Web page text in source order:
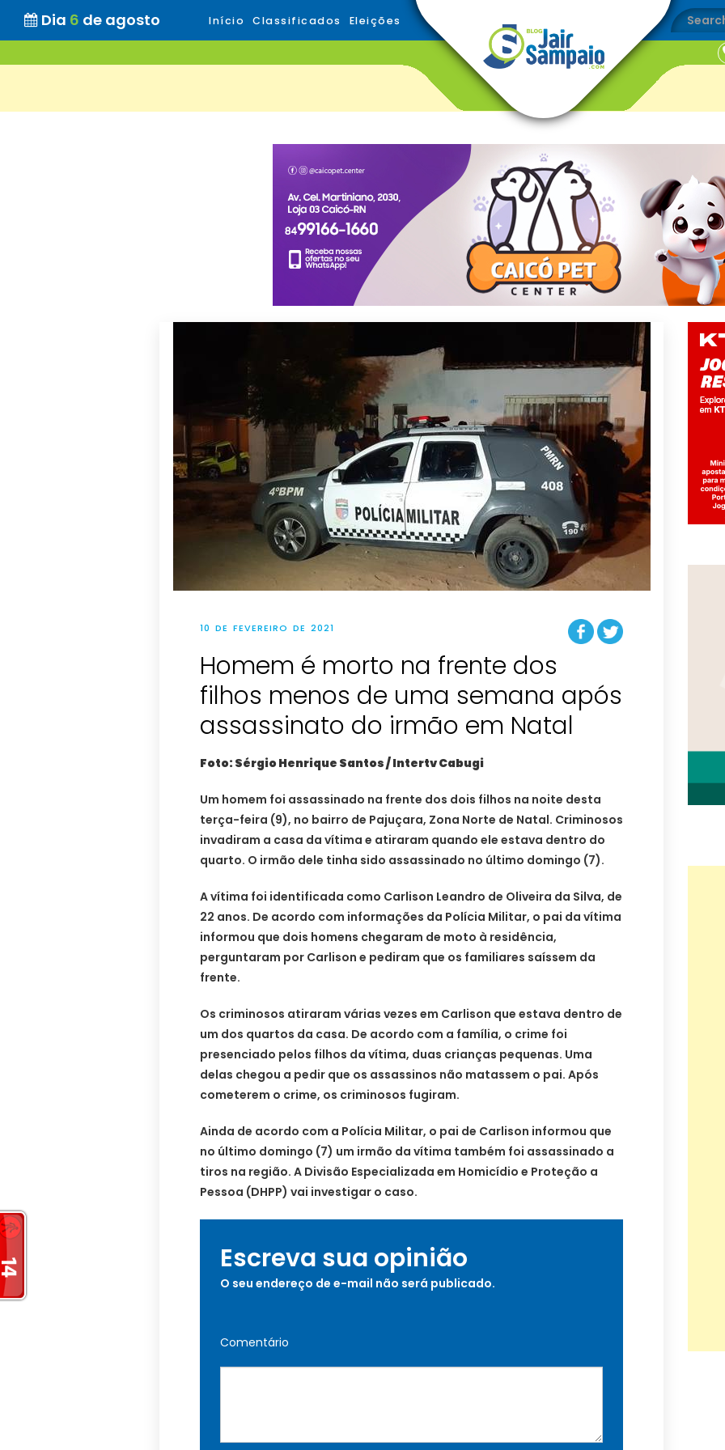
Dia 6 de agosto Início Classificados Eleições
10 DE FEVEREIRO DE 2021
Homem é morto na frente dos
filhos menos de uma semana após
assassinato do irmão em Natal
Foto: Sérgio Henrique Santos / Intertv Cabugi
Um homem foi assassinado na frente dos dois filhos na noite desta
terça-feira (9), no bairro de Pajuçara, Zona Norte de Natal. Criminosos
invadiram a casa da vítima e atiraram quando ele estava dentro do
quarto. O irmão dele tinha sido assassinado no último domingo (7).
A vítima foi identificada como Carlison Leandro de Oliveira da Silva, de
22 anos. De acordo com informações da Polícia Militar, o pai da vítima
informou que dois homens chegaram de moto à residência,
perguntaram por Carlison e pediram que os familiares saíssem da
frente.
Os criminosos atiraram várias vezes em Carlison que estava dentro de
um dos quartos da casa. De acordo com a família, o crime foi
presenciado pelos filhos da vítima, duas crianças pequenas. Uma
delas chegou a pedir que os assassinos não matassem o pai. Após
cometerem o crime, os criminosos fugiram.
Ainda de acordo com a Polícia Militar, o pai de Carlison informou que
no último domingo (7) um irmão da vítima também foi assassinado a
tiros na região. A Divisão Especializada em Homicídio e Proteção a
Pessoa (DHPP) vai investigar o caso.
Escreva sua opinião
O seu endereço de e-mail não será publicado.
Comentário